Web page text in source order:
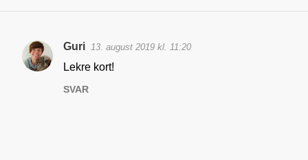
K
Guri 13. august 2019 kl. 11:20
Lekre kort!
SVAR